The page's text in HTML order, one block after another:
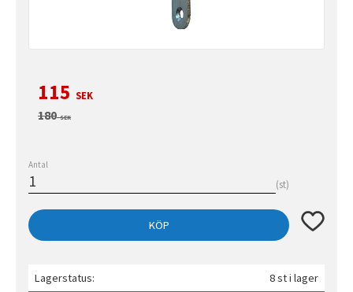
Nedsatt pris:
115 SEK
Ordinarie pris:
180SEK
Antal
st
KÖP Lägg till
Lagerstatus
8 st i lager